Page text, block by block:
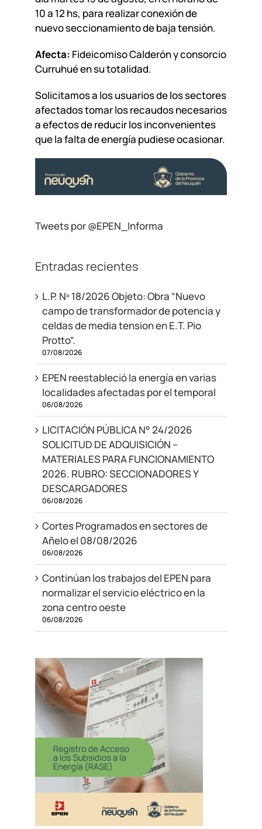
10 a 12 hs, para realizar conexión de
nuevo seccionamiento de baja tensión.
Afecta: Fideicomiso Calderón y consorcio
Curruhué en su totalidad.
Solicitamos a los usuarios de los sectores
afectados tomar los recaudos necesarios
a efectos de reducir los inconvenientes
que la falta de energía pudiese ocasionar.
Tweets por @EPEN_Informa
Entradas recientes
L.P. Nº 18/2026 Objeto: Obra “Nuevo
campo de transformador de potencia y
celdas de media tension en E.T. Pio
Protto”.
07/08/2026
EPEN reestableció la energía en varias
localidades afectadas por el temporal
06/08/2026
LICITACIÓN PÚBLICA N° 24/2026
SOLICITUD DE ADQUISICIÓN –
MATERIALES PARA FUNCIONAMIENTO
2026. RUBRO: SECCIONADORES Y
DESCARGADORES
06/08/2026
Cortes Programados en sectores de
Añelo el 08/08/2026
06/08/2026
Continúan los trabajos del EPEN para
normalizar el servicio eléctrico en la
zona centro oeste
06/08/2026